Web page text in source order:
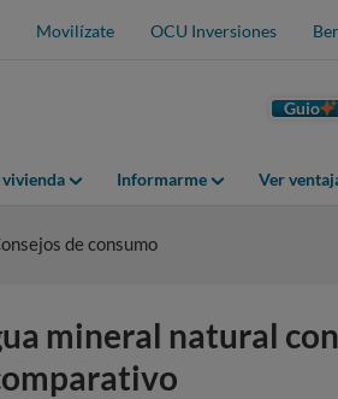
Movilízate OCU Inversiones
Guio
Informarme Ver
de consumo
mineral natural